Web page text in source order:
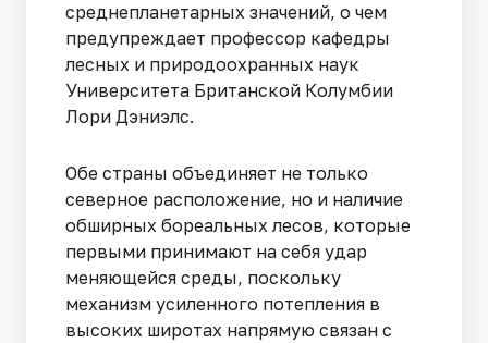
среднепланетарных значений, о чем
предупреждает профессор кафедры
лесных и природоохранных наук
Университета Британской Колумбии
Лори Дэниэлс.
Обе страны объединяет не только
северное расположение, но и наличие
обширных бореальных лесов, которые
первыми принимают на себя удар
меняющейся среды, поскольку
механизм усиленного потепления в
высоких широтах напрямую связан с